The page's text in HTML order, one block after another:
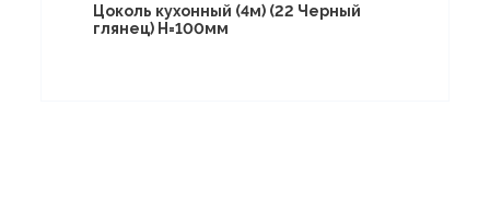
Цоколь кухонный (4м) (22 Черный
глянец) Н=100мм